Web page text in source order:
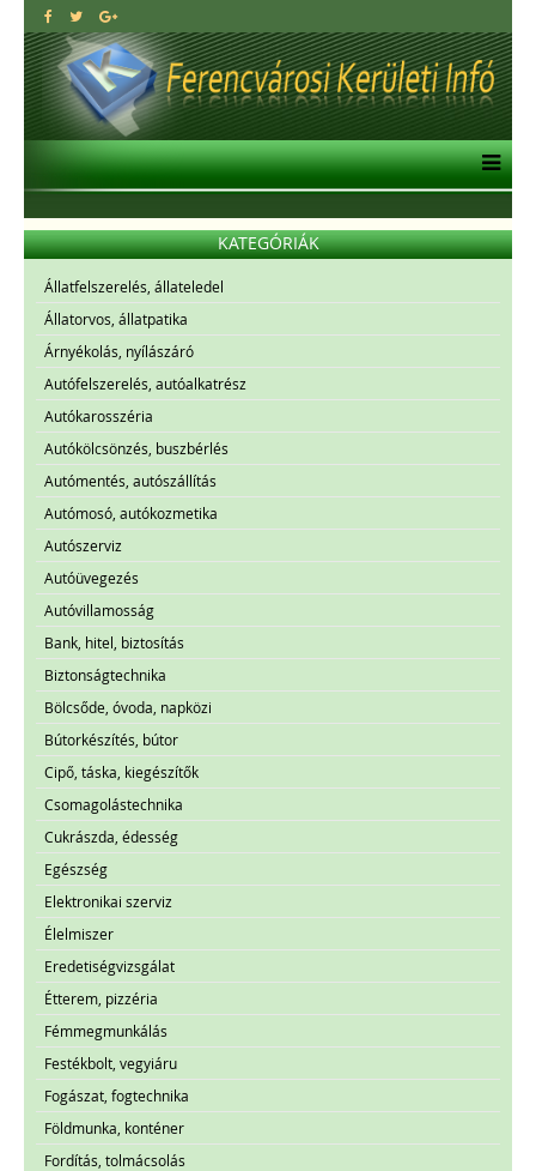
KATEGÓRIÁK
Állatfelszerelés, állateledel
Állatorvos, állatpatika
Árnyékolás, nyílászáró
Autófelszerelés, autóalkatrész
Autókarosszéria
Autókölcsönzés, buszbérlés
Autómentés, autószállítás
Autómosó, autókozmetika
Autószerviz
Autóüvegezés
Autóvillamosság
Bank, hitel, biztosítás
Biztonságtechnika
Bölcsőde, óvoda, napközi
Bútorkészítés, bútor
Cipő, táska, kiegészítők
Csomagolástechnika
Cukrászda, édesség
Egészség
Elektronikai szerviz
Élelmiszer
Eredetiségvizsgálat
Étterem, pizzéria
Fémmegmunkálás
Festékbolt, vegyiáru
Fogászat, fogtechnika
Földmunka, konténer
Fordítás, tolmácsolás